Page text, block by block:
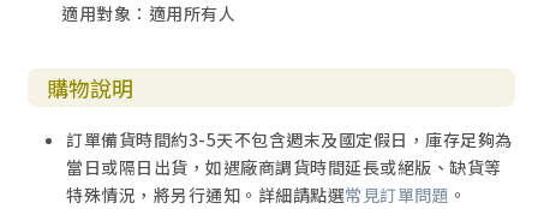
適用對象：適用所有人
購物說明
訂單備貨時間約3-5天不包含週末及國定假日，庫存足夠為
當日或隔日出貨，如遇廠商調貨時間延長或絕版、缺貨等
特殊情況，將另行通知。詳細請點選常見訂單問題 。